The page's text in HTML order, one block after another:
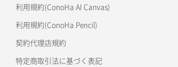
利用規約(ConoHa AI Canvas)
利用規約(ConoHa Pencil)
契約代理店規約
特定商取引法に基づく表記